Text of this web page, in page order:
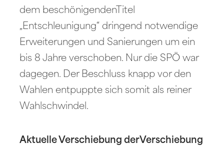
dem beschönigendenTitel
„Entschleunigung“ dringend notwendige
Erweiterungen und Sanierungen um ein
bis 8 Jahre verschoben. Nur die SPÖ war
dagegen. Der Beschluss knapp vor den
Wahlen entpuppte sich somit als reiner
Wahlschwindel.
Aktuelle Verschiebung derVerschiebung